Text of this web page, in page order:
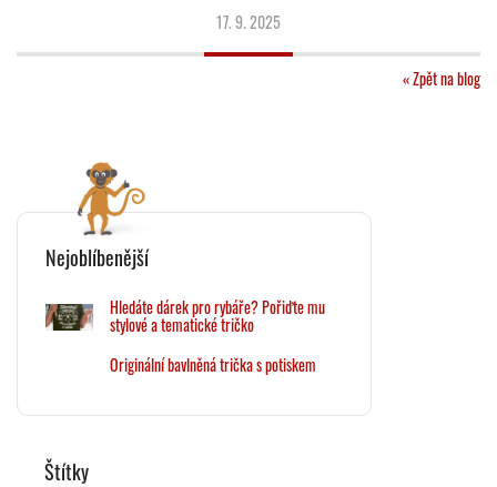
17. 9. 2025
« Zpět na blog
Nejoblíbenější
Hledáte dárek pro rybáře? Pořiďte mu
stylové a tematické tričko
Originální bavlněná trička s potiskem
Štítky